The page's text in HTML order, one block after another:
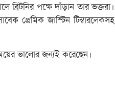
পক্ষে দাঁড়ান তার ভক্তরা।
প্রেমিক জাস্টিন টিম্বারলেকসহ
ভালোর জন্যই করেছেন।